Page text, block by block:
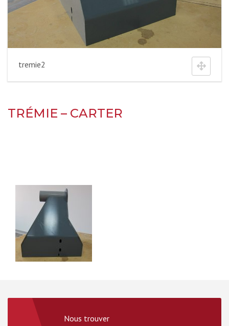
tremie2
TRÉMIE – CARTER
Nous trouver